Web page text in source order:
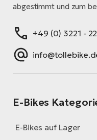
abgestimmt und zum
+49 (0) 3221 -
E-Bikes
E-Bikes auf Lager